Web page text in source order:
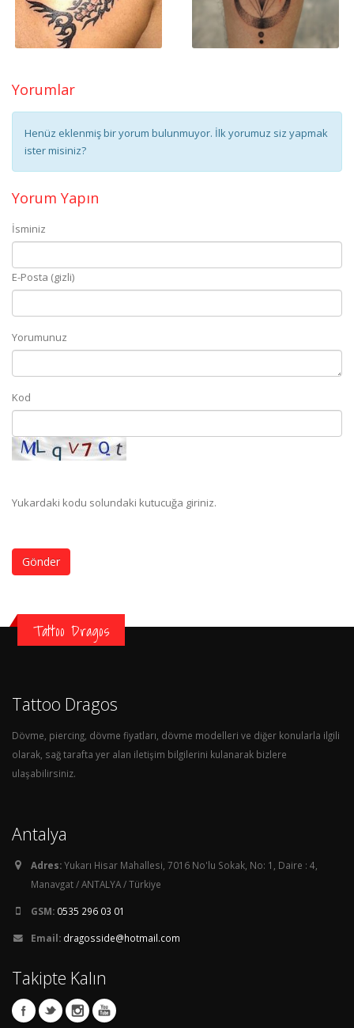
Yorumlar
Henüz eklenmiş bir yorum bulunmuyor. İlk yorumuz siz yapmak
ister misiniz?
Yorum Yapın
İsminiz
E-Posta (gizli)
Yorumunuz
Kod
Yukardaki kodu solundaki kutucuğa giriniz.
Gönder
Tattoo Dragos
Tattoo Dragos
Dövme, piercing, dövme fiyatları, dövme modelleri ve diğer konularla ilgili
olarak, sağ tarafta yer alan iletişim bilgilerini kulanarak bizlere
ulaşabilirsiniz.
Antalya
Adres:Yukarı Hisar Mahallesi, 7016 No'lu Sokak, No: 1, Daire : 4,
Manavgat / ANTALYA / Türkiye
GSM: 0535 296 03 01
Email: dragosside@hotmail.com
Takipte Kalın